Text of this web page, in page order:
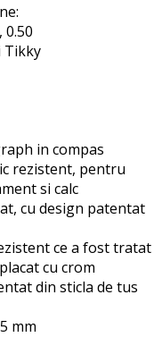
Tikky
in compas
rezistent, pentru
si calc
cu design patentat
ce a fost tratat
cu crom
din sticla de tus
mm